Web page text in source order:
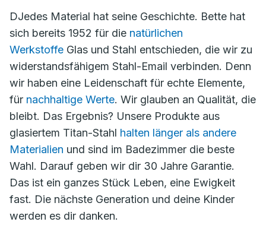
DJedes Material hat seine Geschichte. Bette hat
sich bereits 1952 für die natürlichen
Werkstoffe Glas und Stahl entschieden, die wir zu
widerstandsfähigem Stahl-Email verbinden. Denn
wir haben eine Leidenschaft für echte Elemente,
für nachhaltige Werte. Wir glauben an Qualität, die
bleibt. Das Ergebnis? Unsere Produkte aus
glasiertem Titan-Stahl halten länger als andere
Materialien und sind im Badezimmer die beste
Wahl. Darauf geben wir dir 30 Jahre Garantie.
Das ist ein ganzes Stück Leben, eine Ewigkeit
fast. Die nächste Generation und deine Kinder
werden es dir danken.